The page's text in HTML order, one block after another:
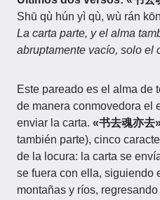
Shū qù hún yì qù, wù rán
La carta parte, y el alma
abruptamente vacío, solo el
Este pareado es el alma de
de manera conmovedora el
enviar la carta. «书去魂亦去
también parte), cinco
de la locura: la carta se
se fuera con ella, siguiendo
montañas y ríos,